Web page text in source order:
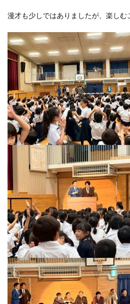
漫才も少しではありましたが、楽しむ